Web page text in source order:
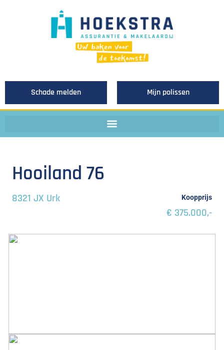
Schade melden Mijn polissen
Hooiland 76
8321 JX Urk Koopprijs
€ 375.000,-